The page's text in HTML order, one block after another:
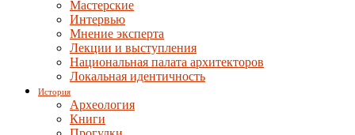
Мастерские
Интервью
Мнение эксперта
Лекции и выступления
Национальная палата архитекторов
Локальная идентичность
История
Археология
Книги